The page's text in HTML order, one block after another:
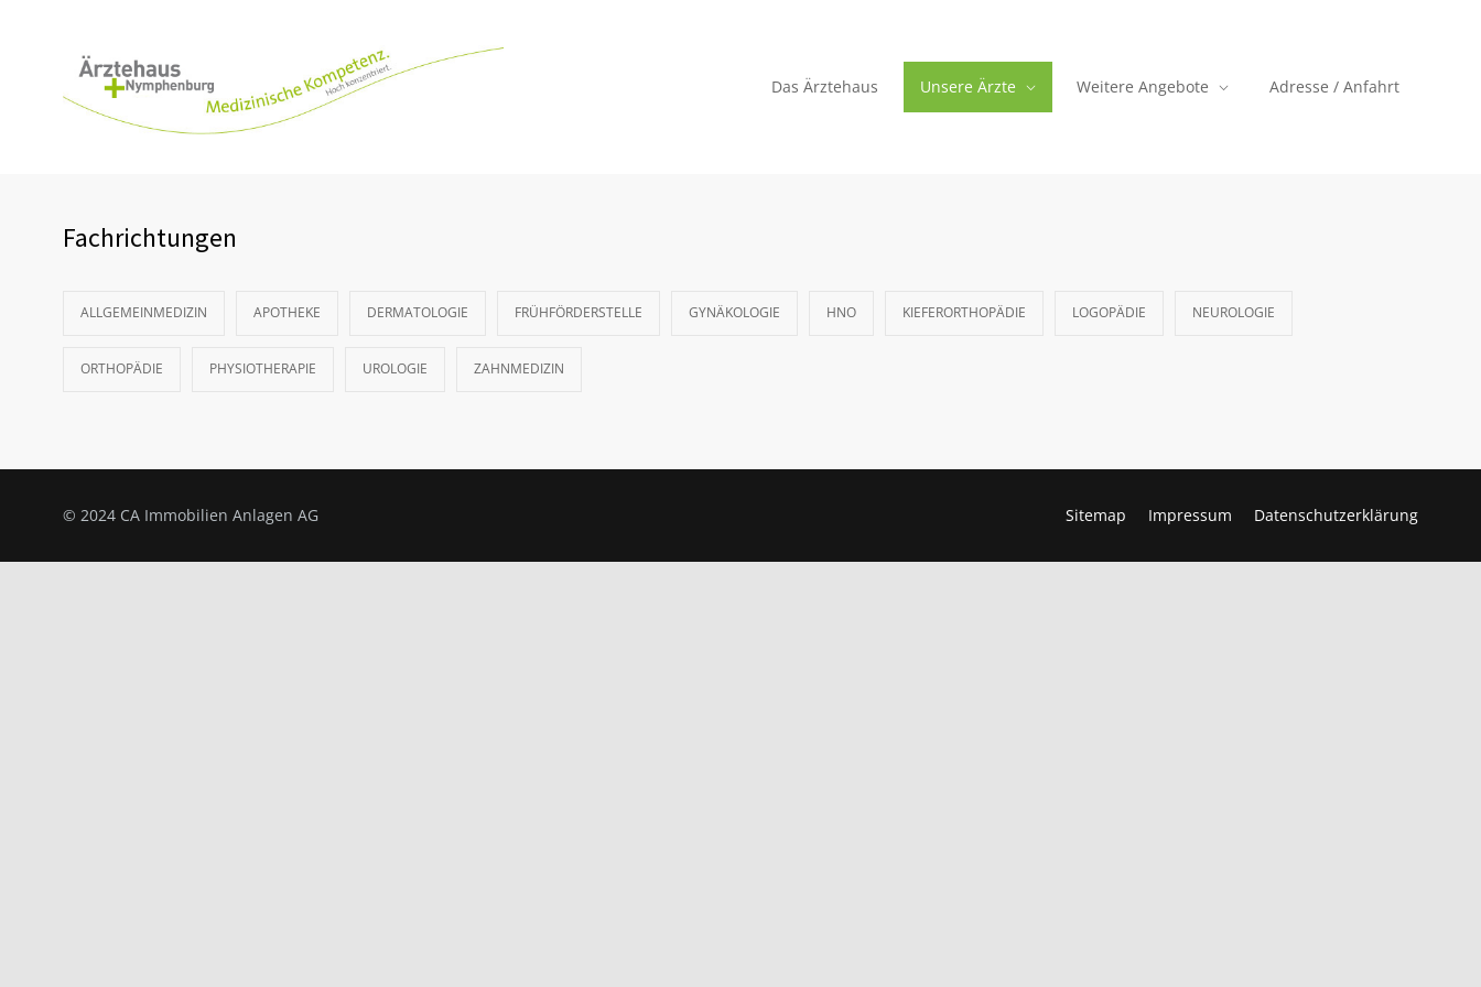
Das Ärztehaus Unsere Ärzte Weitere Angebote Adresse / Anfahrt
Fachrichtungen
ALLGEMEINMEDIZIN APOTHEKE DERMATOLOGIE FRÜHFÖRDERSTELLE GYNÄKOLOGIE HNO KIEFERORTHOPÄDIE LOGOPÄDIE NEUROLOGIE
ORTHOPÄDIE PHYSIOTHERAPIE UROLOGIE ZAHNMEDIZIN
© 2024 CA Immobilien Anlagen AG Sitemap Impressum Datenschutzerklärung